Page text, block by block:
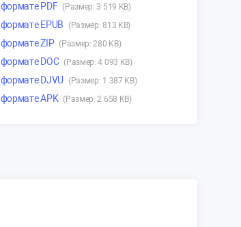
PDF (Размер: 3 519 KB)
EPUB (Размер: 813 KB)
ZIP (Размер: 280 KB)
DOC (Размер: 4 093 KB)
DJVU (Размер: 1 387 KB)
APK (Размер: 2 658 KB)